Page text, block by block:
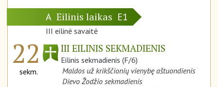
A Eilinis laikas E1
III eilinė savaitė
22
sekm.
III EILINIS SEKMADIENIS
Eilinis sekmadienis (F/6)
Maldos už krikščionių vienybę aštuondienis
Dievo Žodžio sekmadienis